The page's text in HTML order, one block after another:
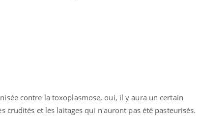
contre la toxoplasmose, oui, il y aura un certain
et les laitages qui n'auront pas été pasteurisés.